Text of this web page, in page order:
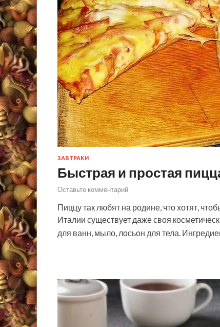
ЗАВТРАКИ
Быстрая и простая
Оставьте комментарий
Пиццу так любят на родине, что хотят,
Италии существует даже своя
для ванн, мыло, лосьон для тела.